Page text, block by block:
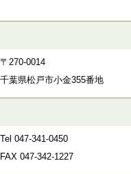
〒270-0014
千葉県松戸市小金355番地
Tel 047-341-0450
FAX 047-342-1227